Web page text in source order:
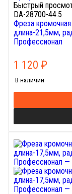
Быстрый
DA-28700-44.5
Фреза
длина-21,5мм,
Профессионал
1 120 ₽
В наличии